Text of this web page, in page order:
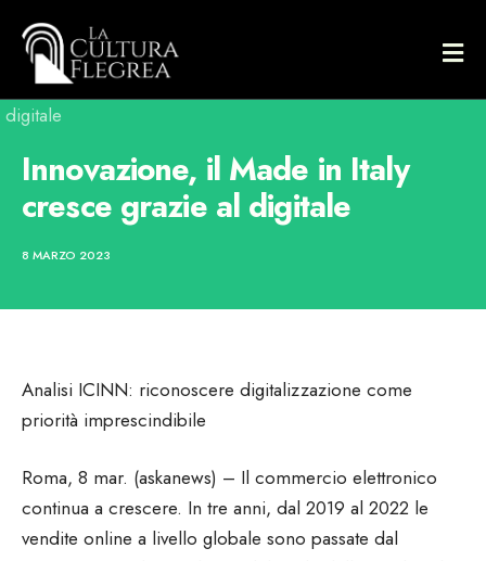
Innovazione, il Made in Italy
cresce grazie al digitale
8 MARZO 2023
Analisi ICINN: riconoscere digitalizzazione come
priorità imprescindibile
Roma, 8 mar. (askanews) – Il commercio elettronico
continua a crescere. In tre anni, dal 2019 al 2022 le
vendite online a livello globale sono passate dal